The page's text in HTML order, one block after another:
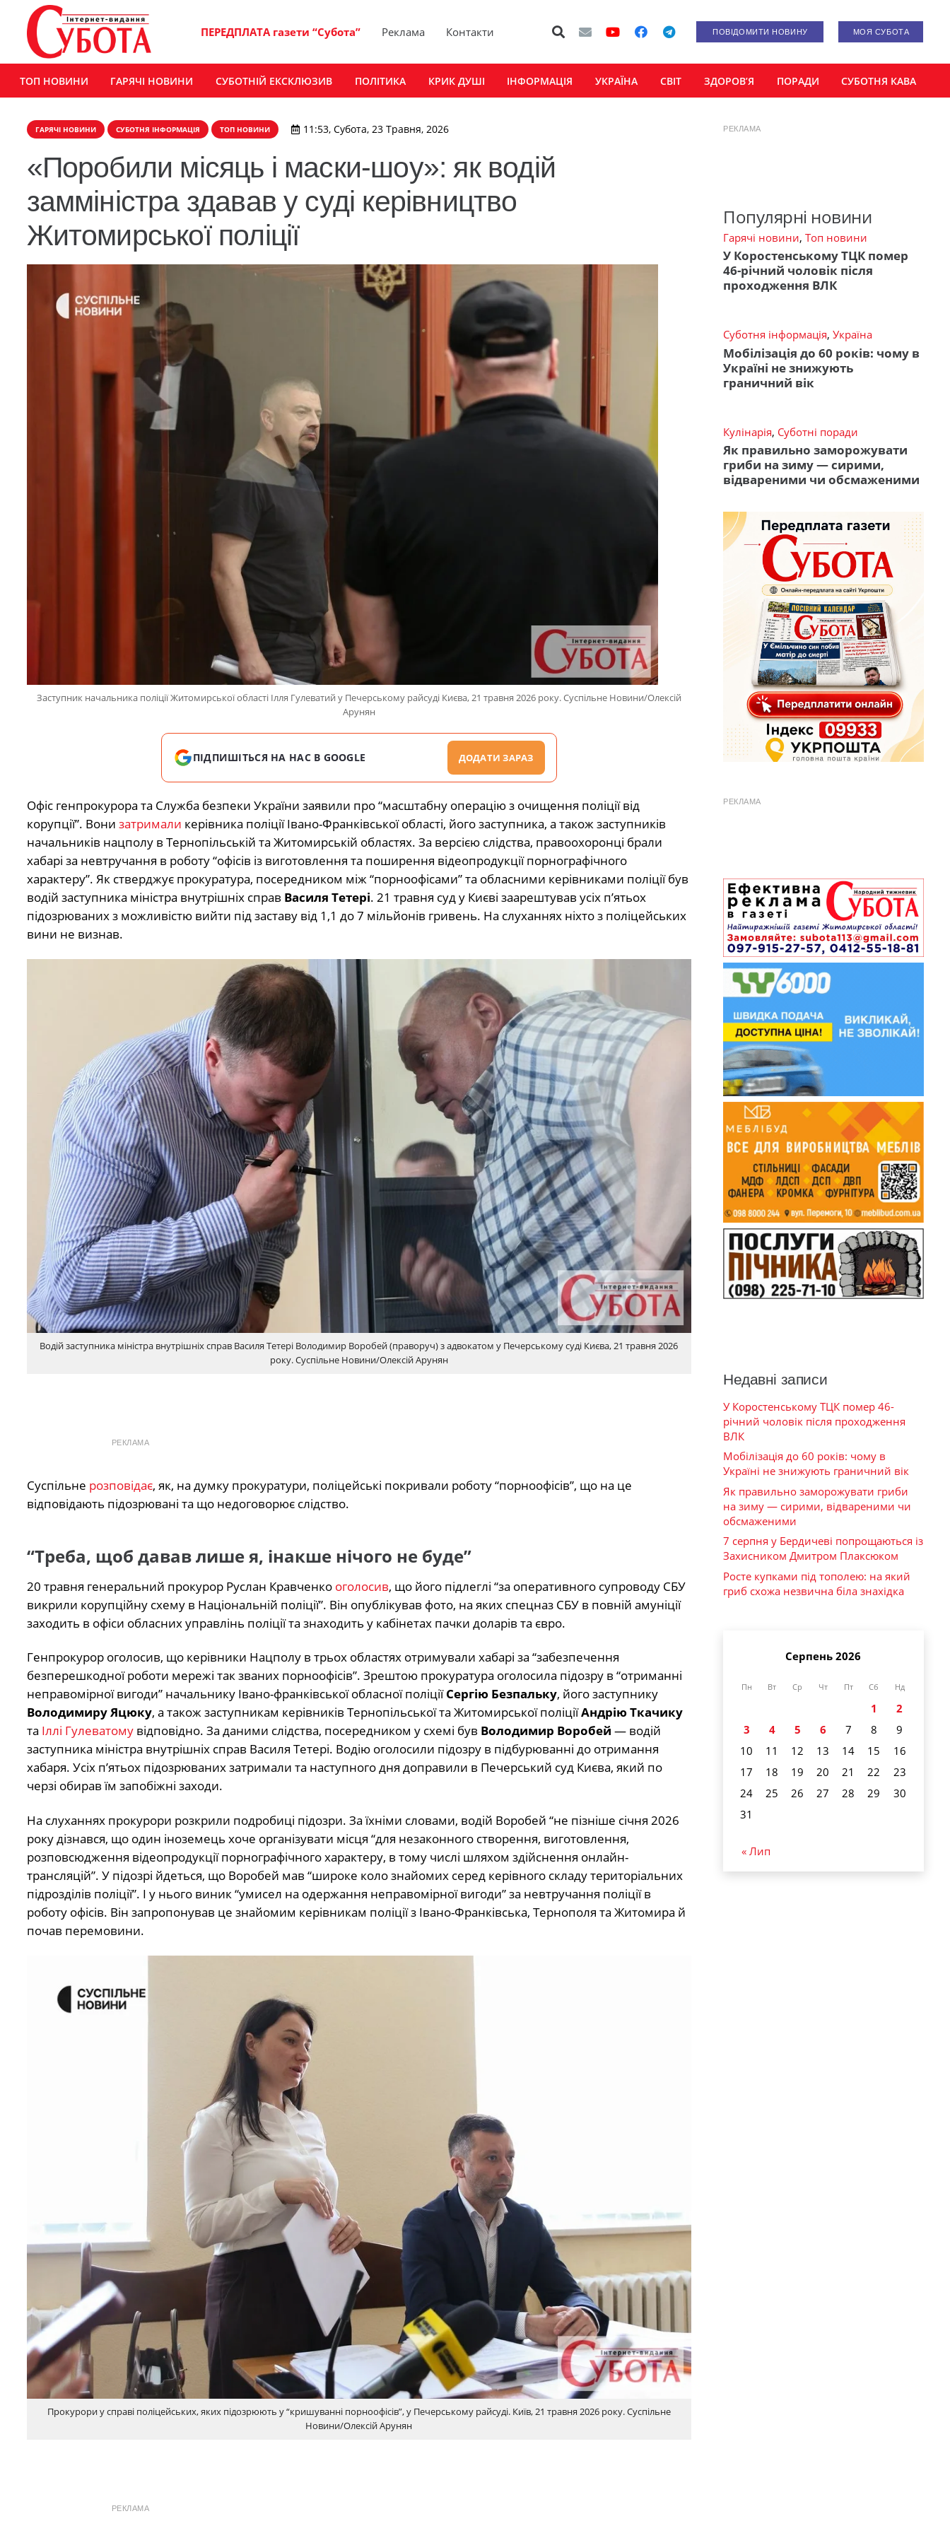
ПЕРЕДПЛАТА газети “Субота” Реклама Контакти ПОВІДОМИТИ НОВИНУ МОЯ СУБОТА
ТОП НОВИНИ ГАРЯЧІ НОВИНИ СУБОТНІЙ ЕКСКЛЮЗИВ ПОЛІТИКА КРИК ДУШІ ІНФОРМАЦІЯ УКРАЇНА СВІТ ЗДОРОВ’Я ПОРАДИ СУБОТНЯ КАВА
ГАРЯЧІ НОВИНИ СУБОТНЯ ІНФОРМАЦІЯ ТОП НОВИНИ 11:53, Субота, 23 Травня, 2026
«Поробили місяць і маски-шоу»: як водій
замміністра здавав у суді керівництво
Житомирської поліції
Заступник начальника поліції Житомирської області Ілля Гулеватий у Печерському райсуді Києва, 21 травня 2026 року. Суспільне Новини/Олексій
Арунян
ПІДПИШІТЬСЯ НА НАС В GOOGLE ДОДАТИ ЗАРАЗ
Офіс генпрокурора та Служба безпеки України заявили про “масштабну операцію з очищення поліції від
корупції”. Вони затримали керівника поліції Івано-Франківської області, його заступника, а також заступників
начальників нацполу в Тернопільській та Житомирській областях. За версією слідства, правоохоронці брали
хабарі за невтручання в роботу “офісів із виготовлення та поширення відеопродукції порнографічного
характеру”. Як стверджує прокуратура, посередником між “порноофісами” та обласними керівниками поліції був
водій заступника міністра внутрішніх справ Василя Тетері. 21 травня суд у Києві заарештував усіх п’ятьох
підозрюваних з можливістю вийти під заставу від 1,1 до 7 мільйонів гривень. На слуханнях ніхто з поліцейських
вини не визнав.
Водій заступника міністра внутрішніх справ Василя Тетері Володимир Воробей (праворуч) з адвокатом у Печерському суді Києва, 21 травня 2026
року. Суспільне Новини/Олексій Арунян
РЕКЛАМА
Суспільне розповідає, як, на думку прокуратури, поліцейські покривали роботу “порноофісів”, що на це
відповідають підозрювані та що недоговорює слідство.
“Треба, щоб давав лише я, інакше нічого не буде”
20 травня генеральний прокурор Руслан Кравченко оголосив, що його підлеглі “за оперативного супроводу СБУ
викрили корупційну схему в Національній поліції”. Він опублікував фото, на яких спецназ СБУ в повній амуніції
заходить в офіси обласних управлінь поліції та знаходить у кабінетах пачки доларів та євро.
Генпрокурор оголосив, що керівники Нацполу в трьох областях отримували хабарі за “забезпечення
безперешкодної роботи мережі так званих порноофісів”. Зрештою прокуратура оголосила підозру в “отриманні
неправомірної вигоди” начальнику Івано-франківської обласної поліціїСергію Безпальку, його заступнику
Володимиру Яцюку, а також заступникам керівників Тернопільської та Житомирської поліціїАндрію Ткачику
та Іллі Гулеватомувідповідно. За даними слідства, посередником у схемі був Володимир Воробей — водій
заступника міністра внутрішніх справ Василя Тетері. Водію оголосили підозру в підбурюванні до отримання
хабаря. Усіх п’ятьох підозрюваних затримали та наступного дня доправили в Печерський суд Києва, який по
черзі обирав їм запобіжні заходи.
На слуханнях прокурори розкрили подробиці підозри. За їхніми словами, водій Воробей “не пізніше січня 2026
року дізнався, що один іноземець хоче організувати місця “для незаконного створення, виготовлення,
розповсюдження відеопродукції порнографічного характеру, в тому числі шляхом здійснення онлайн-
трансляцій”. У підозрі йдеться, що Воробей мав “широке коло знайомих серед керівного складу територіальних
підрозділів поліції”. І у нього виник “умисел на одержання неправомірної вигоди” за невтручання поліції в
роботу офісів. Він запропонував це знайомим керівникам поліції з Івано-Франківська, Тернополя та Житомира й
почав перемовини.
Прокурори у справі поліцейських, яких підозрюють у “кришуванні порноофісів”, у Печерському райсуді. Київ, 21 травня 2026 року. Суспільне
Новини/Олексій Арунян
РЕКЛАМА
РЕКЛАМА
Популярні новини
Гарячі новини, Топ новини
У Коростенському ТЦК помер
46-річний чоловік після
проходження ВЛК
Суботня інформація, Україна
Мобілізація до 60 років: чому в
Україні не знижують
граничний вік
Кулінарія, Суботні поради
Як правильно заморожувати
гриби на зиму — сирими,
відвареними чи обсмаженими
РЕКЛАМА
Недавні записи
У Коростенському ТЦК помер 46-
річний чоловік після проходження
ВЛК
Мобілізація до 60 років: чому в
Україні не знижують граничний вік
Як правильно заморожувати гриби
на зиму — сирими, відвареними чи
обсмаженими
7 серпня у Бердичеві попрощаються із
Захисником Дмитром Плаксюком
Росте купками під тополею: на який
гриб схожа незвична біла знахідка
Серпень 2026
Пн Вт Ср Чт Пт Сб Нд
1
2
3
4 5 6 7 8
9
10
11 12 13 14 15
16
17
18 19 20 21 22
23
24
25 26 27 28 29
30
31
« Лип